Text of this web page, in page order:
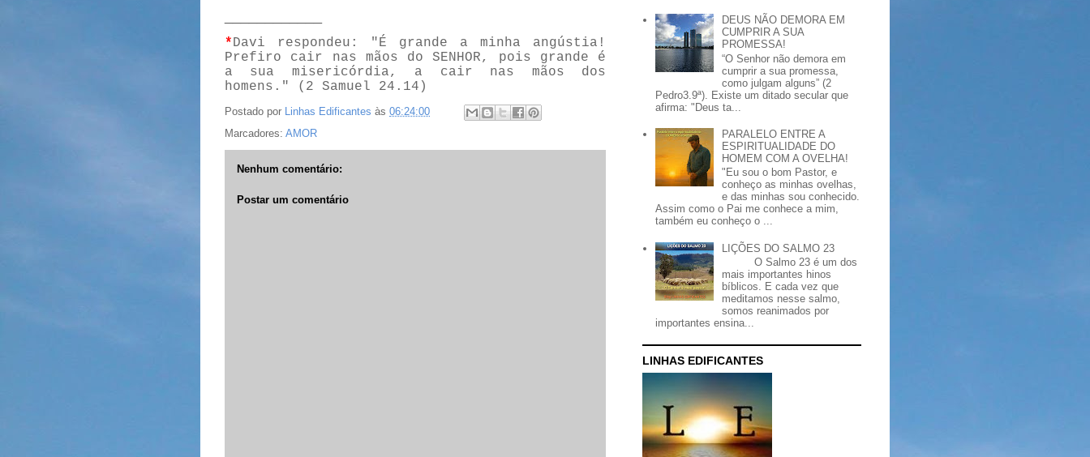
*Davi respondeu: "É grande a minha angústia!
Prefiro cair nas mãos do SENHOR, pois grande é
a sua misericórdia, a cair nas mãos dos
homens." (2 Samuel 24.14)
Postado por Linhas Edificantes às 06:24:00
Marcadores: AMOR
Nenhum comentário:
Postar um comentário
DEUS NÃO DEMORA EM
CUMPRIR A SUA
PROMESSA!
“O Senhor não demora em
cumprir a sua promessa,
como julgam alguns” (2
Pedro3.9ª). Existe um ditado secular que
afirma: "Deus ta...
PARALELO ENTRE A
ESPIRITUALIDADE DO
HOMEM COM A OVELHA!
"Eu sou o bom Pastor, e
conheço as minhas ovelhas,
e das minhas sou conhecido.
Assim como o Pai me conhece a mim,
também eu conheço o ...
LIÇÕES DO SALMO 23
O Salmo 23 é um dos
mais importantes hinos
bíblicos. E cada vez que
meditamos nesse salmo,
somos reanimados por
importantes ensina...
LINHAS EDIFICANTES